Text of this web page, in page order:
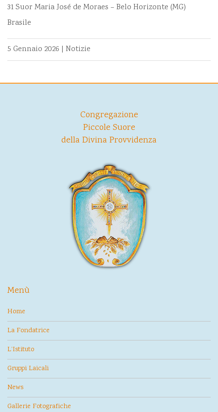
31 Suor Maria José de Moraes – Belo Horizonte (MG)
Brasile
5 Gennaio 2026 | Notizie
Congregazione
Piccole Suore
della Divina Provvidenza
Menù
Home
La Fondatrice
L’Istituto
Gruppi Laicali
News
Gallerie Fotografiche